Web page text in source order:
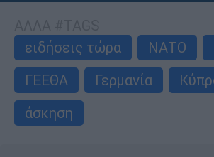
ειδήσεις τώρα
ΝΑΤΟ
ΓΕΕΘΑ
Γερμανία
άσκηση